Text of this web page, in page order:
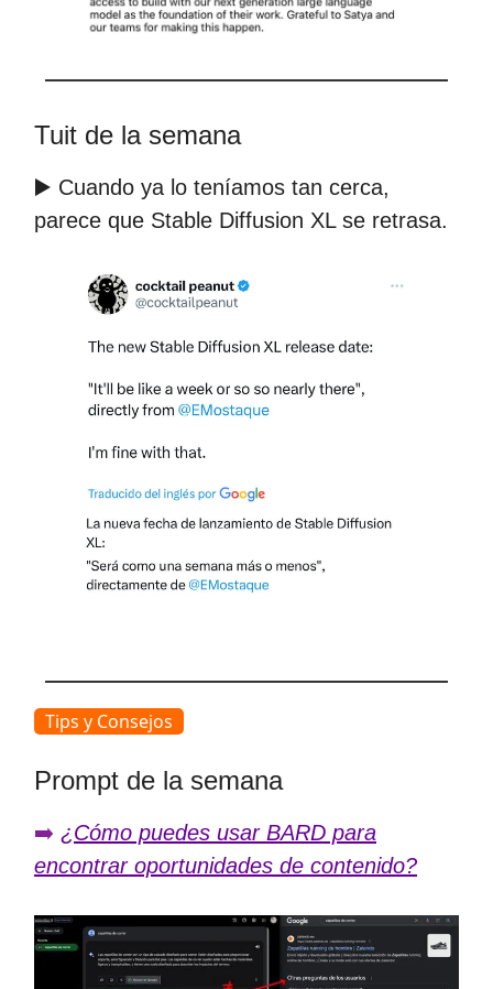
Tuit de la semana
▶️ Cuando ya lo teníamos tan cerca,
parece que Stable Diffusion XL se retrasa.
Tips y Consejos
Prompt de la semana
➡️ ¿Cómo puedes usar BARD para
encontrar oportunidades de contenido?